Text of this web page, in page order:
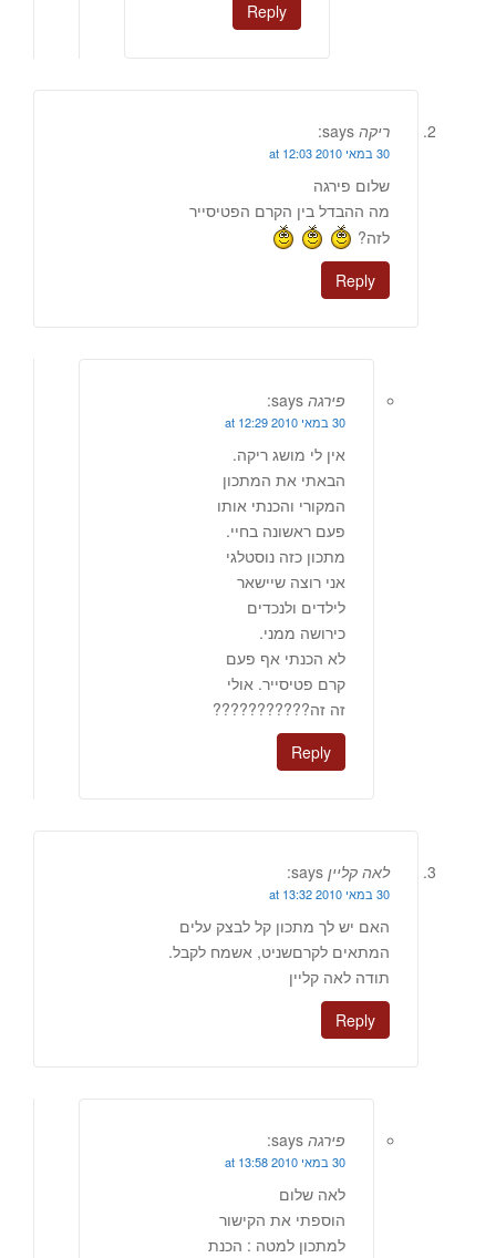
Reply
ריקה says:
30 במאי 2010 at 12:03
שלום פירגה
מה ההבדל בין הקרם הפטיסייר
לזה?
Reply
פירגה says:
30 במאי 2010 at 12:29
אין לי מושג ריקה.
הבאתי את המתכון
המקורי והכנתי אותו
פעם ראשונה בחיי.
מתכון כזה נוסטלגי
אני רוצה שיישאר
לילדים ולנכדים
כירושה ממני.
לא הכנתי אף פעם
קרם פטיסייר. אולי
זה זה???????????
Reply
לאה קליין says:
30 במאי 2010 at 13:32
האם יש לך מתכון קל לבצק עלים
המתאים לקרםשניט, אשמח לקבל.
תודה לאה קליין
Reply
פירגה says:
30 במאי 2010 at 13:58
לאה שלום
הוספתי את הקישור
למתכון למטה : הכנת